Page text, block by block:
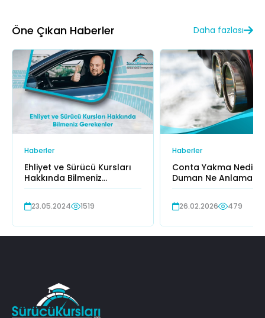
Öne Çıkan Haberler Daha fazlası
Haberler
Ehliyet ve Sürücü Kursları
Hakkında Bilmeniz
Gerekenler
23.05.2024 1519
Haberler
Conta Yakma Nedir?
Duman Ne Anlama
26.02.2026 479